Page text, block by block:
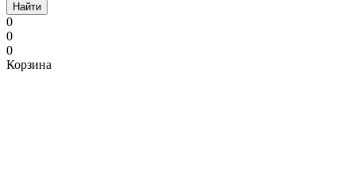
Найти
0
0
0
Корзина